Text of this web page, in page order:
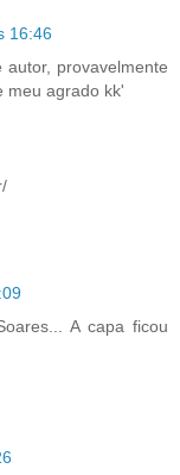
16:46
provavelmente
meu agrado kk'
A capa ficou